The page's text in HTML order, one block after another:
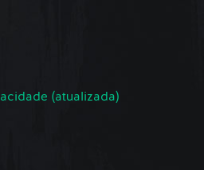
(atualizada)